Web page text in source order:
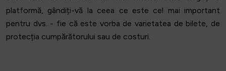
platformă, gândiți-vă la ceea ce este cel mai important
pentru dvs. - fie că este vorba de varietatea de bilete, de
protecția cumpărătorului sau de costuri.